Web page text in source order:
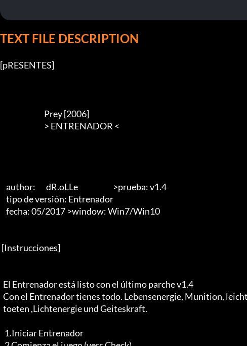
TEXT FILE DESCRIPTION
[pRESENTES]